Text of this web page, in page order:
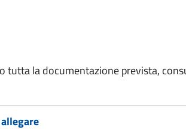
tutta la documentazione prevista,